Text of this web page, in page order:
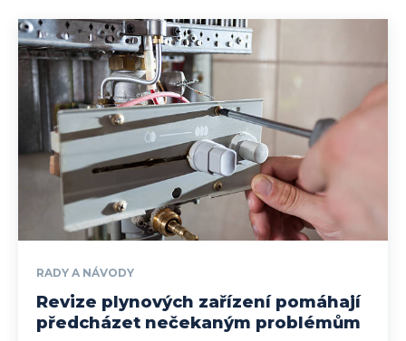
RADY A NÁVODY
Revize plynových zařízení pomáhají
předcházet nečekaným problémům